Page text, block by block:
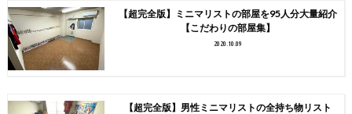
【超完全版】ミニマリストの部屋を95人分大量紹介
【こだわりの部屋集】
2020.10.09
【超完全版】男性ミニマリストの全持ち物リスト